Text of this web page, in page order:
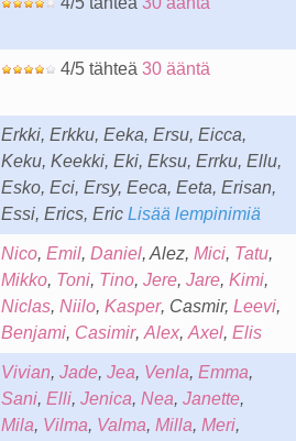
4/5 tähteä 30 ääntä
Erkki, Erkku, Eeka, Ersu, Eicca,
Keku, Keekki, Eki, Eksu, Errku, Ellu,
Esko, Eci, Ersy, Eeca, Eeta, Erisan,
Essi, Erics, Eric Lisää lempinimiä
Nico, Emil, Daniel, Alez, Mici, Tatu,
Mikko, Toni, Tino, Jere, Jare, Kimi,
Niclas, Niilo, Kasper, Casmir, Leevi,
Benjami, Casimir, Alex, Axel, Elis
Vivian, Jade, Jea, Venla, Emma,
Sani, Elli, Jenica, Nea, Janette,
Mila, Vilma, Valma, Milla, Meri,